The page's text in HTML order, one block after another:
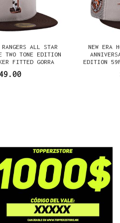
ALL STAR
TWO TONE EDITION
FITTED GORRA
NEW ERA
EDITION